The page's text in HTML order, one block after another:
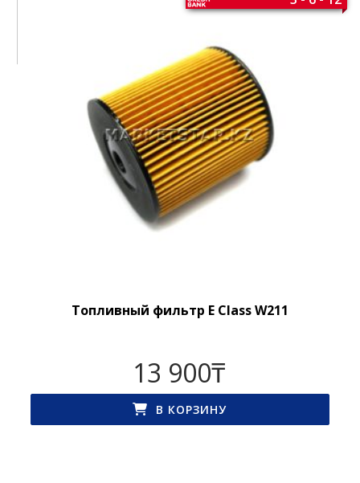
Топливный фильтр E Class W211
13 900₸
В КОРЗИНУ